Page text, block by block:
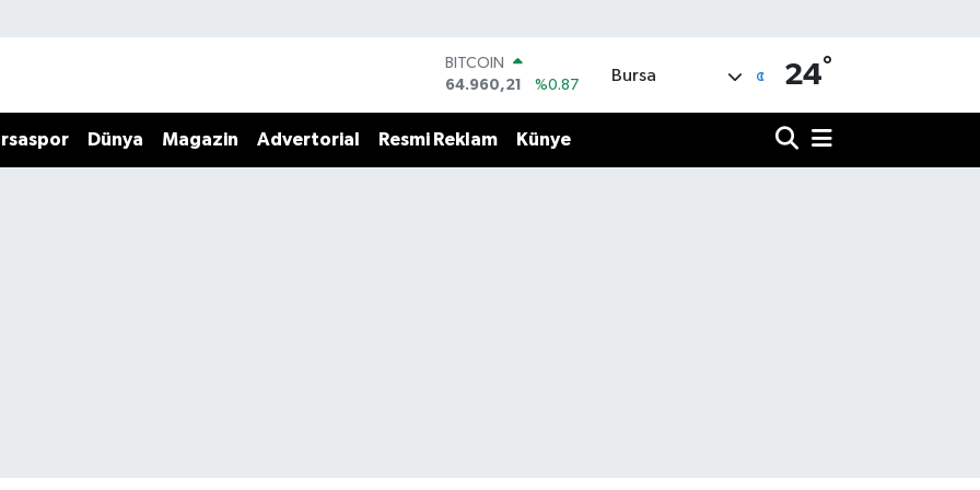
BITCOIN
64.960,21
%0.87
47,7436
%0.18
Bursa 24°
Dünya Magazin Advertorial Resmi Reklam Künye